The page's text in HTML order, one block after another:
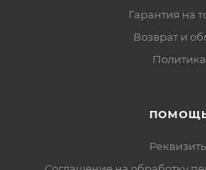
Гарантия на
Возврат и
Политика